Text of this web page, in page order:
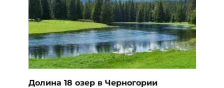
Долина 18 озер в Черногории